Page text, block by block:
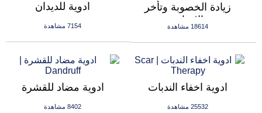
ادوية للديدان
7154 مشاهدة
زيادة الخصوبة وتأخر
الانجاب
18614 مشاهدة
ادوية مضاد للقشرة
8402 مشاهدة
ادوية اخفاء الندبات
25532 مشاهدة